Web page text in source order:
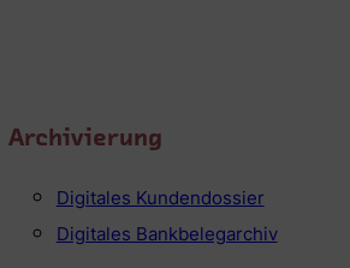
Archivierung
Digitales Kundendossier
Digitales Bankbelegarchiv